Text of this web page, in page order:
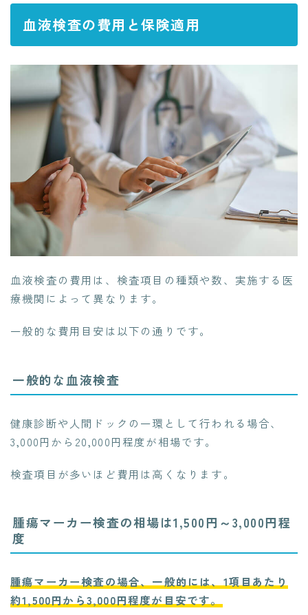
血液検査の費用と保険適用
血液検査の費用は、検査項目の種類や数、実施する医
療機関によって異なります。
一般的な費用目安は以下の通りです。
一般的な血液検査
健康診断や人間ドックの一環として行われる場合、
3,000円から20,000円程度が相場です。
検査項目が多いほど費用は高くなります。
腫瘍マーカー検査の相場は1,500円～3,000円程
度
腫瘍マーカー検査の場合、一般的には、1項目あたり
約1,500円から3,000円程度が目安です。